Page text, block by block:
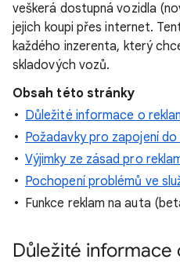
veškerá dostupná vozidla
jejich koupi přes internet.
každého inzerenta, který
skladových vozů.
Obsah této stránky
Důležité informace o
Požadavky pro zapojení
Výjimky ze zásad pro
Pochopení problémů ve
Funkce reklam na auta
Důležité informace